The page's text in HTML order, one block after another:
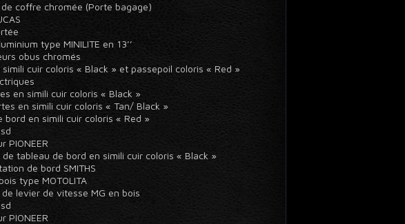
coffre chromée (Porte bagage)
type MINILITE en 13’’
obus chromés
simili cuir coloris « Black » et passepoil coloris « Red »
en simili cuir coloris « Black »
en simili cuir coloris « Tan/ Black »
bord en simili cuir coloris « Red »
PIONEER
de tableau de bord en simili cuir coloris « Black »
de bord SMITHS
type MOTOLITA
levier de vitesse MG en bois
PIONEER